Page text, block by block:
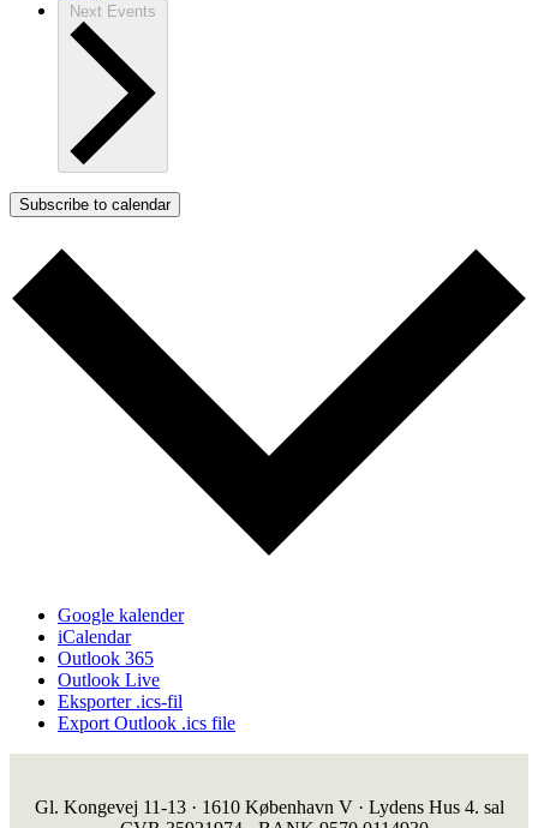
Next Events
Subscribe to calendar
Google kalender
iCalendar
Outlook 365
Outlook Live
Eksporter .ics-fil
Export Outlook .ics file
Gl. Kongevej 11-13 · 1610 København V · Lydens Hus 4. sal